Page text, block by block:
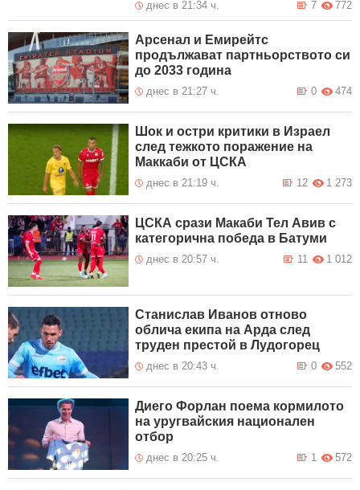
днес в 21:34 ч. 772
7
Арсенал и Емирейтс
продължават партньорството си
до 2033 година
днес в 21:27 ч. 474
0
Шок и остри критики в Израел
след тежкото поражение на
Маккаби от ЦСКА
днес в 21:19 ч. 1 273
12
ЦСКА срази Макаби Тел Авив с
категорична победа в Батуми
днес в 20:57 ч. 1 012
11
Станислав Иванов отново
облича екипа на Арда след
труден престой в Лудогорец
днес в 20:43 ч. 552
0
Диего Форлан поема кормилото
на уругвайския национален
отбор
днес в 20:25 ч. 572
1